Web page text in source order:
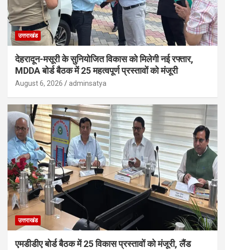
उत्तराखंड
देहरादून-मसूरी के सुनियोजित विकास को मिलेगी नई रफ्तार,
MDDA बोर्ड बैठक में 25 महत्वपूर्ण प्रस्तावों को मंजूरी
August 6, 2026 adminsatya
उत्तराखंड
एमडीडीए बोर्ड बैठक में 25 विकास प्रस्तावों को मंजूरी, लैंड